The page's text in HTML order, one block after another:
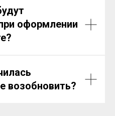
оформлении
возобновить?